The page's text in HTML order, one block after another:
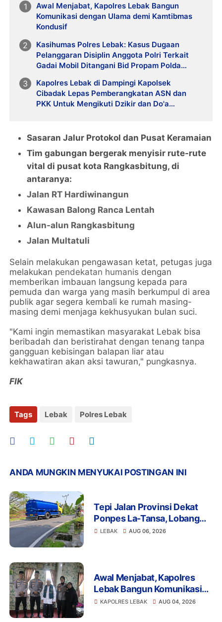
Awal Menjabat, Kapolres Lebak Bangun
Komunikasi dengan Ulama demi Kamtibmas
Kondusif
Kasihumas Polres Lebak: Kasus Dugaan
Pelanggaran Disiplin Anggota Polri Terkait
Gadai Mobil Ditangani Bid Propam Polda
Kapolres Lebak di Dampingi Kapolsek
Cibadak Lepas Pemberangkatan ASN dan
PKK Untuk Mengikuti Dzikir dan Do'a
Sasaran Jalur Protokol dan Pusat Keramaian
Tim gabungan bergerak menyisir rute-rute
vital di pusat kota Rangkasbitung, di
antaranya:
Jalan RT Hardiwinangun
Kawasan Balong Ranca Lentah
Alun-alun Rangkasbitung
Jalan Multatuli
Selain melakukan pengawasan ketat, petugas juga
melakukan pendekatan humanis dengan
memberikan imbauan langsung kepada para
pemuda dan warga yang masih berkumpul di area
publik agar segera kembali ke rumah masing-
masing demi menjaga kekhusyukan bulan suci.
"Kami ingin memastikan masyarakat Lebak bisa
beribadah dan beristirahat dengan tenang tanpa
gangguan kebisingan balapan liar atau
kekhawatiran akan aksi tawuran," pungkasnya.
FIK
Tags Lebak Polres Lebak
ANDA MUNGKIN MENYUKAI POSTINGAN INI
Tepi Jalan Provinsi Dekat
Ponpes La-Tansa, Lobang
Pengambilan Air Ancam
LEBAK AUG 06, 2026
Awal Menjabat, Kapolres
Lebak Bangun Komunikasi
dengan Ulama demi
KAPOLRES LEBAK AUG 04, 2026